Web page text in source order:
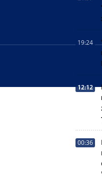
19:24
12:12
00:36